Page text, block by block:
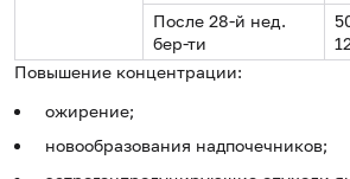
После 28-й нед.
бер-ти
Повышение концентрации:
ожирение;
новообразования надпочечников;